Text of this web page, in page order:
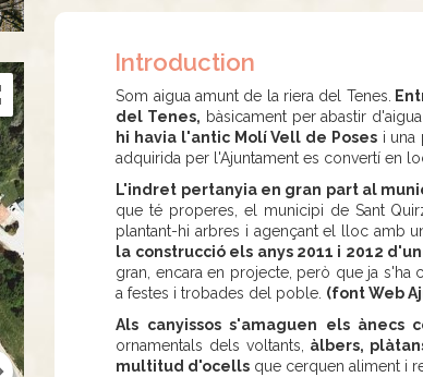
Introduction
Som aigua amunt de la riera del Tenes.
del Tenes, bàsicament per abastir
hi havia l'antic Molí Vell de Posesi una
adquirida per l'Ajuntament es convertí en
L'indret pertanyia en gran part al
que té properes, el municipi de Sant
plantant-hi arbres i agençant el lloc amb
la construcció els anys 2011 i 2012
gran, encara en projecte, però que ja s'ha
a festes i trobades del poble. (font Web
Als canyissos s'amaguen els ànecs
ornamentals dels voltants,
àlbers,
multitud d'ocells que cerquen aliment i